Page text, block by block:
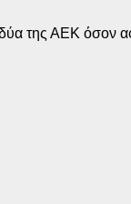
της ΑΕΚ όσον